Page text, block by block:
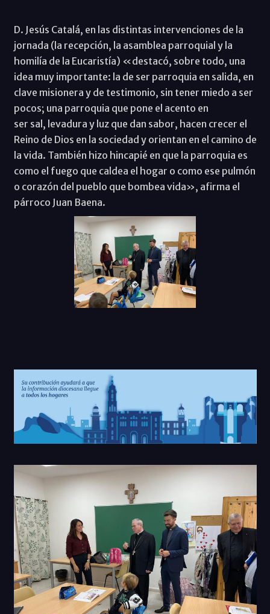
D. Jesús Catalá, en las distintas intervenciones de la
jornada (la recepción, la asamblea parroquial y la
homilía de la Eucaristía) «destacó, sobre todo, una
idea muy importante: la de ser parroquia en salida, en
clave misionera y de testimonio, sin tener miedo a ser
pocos; una parroquia que pone el acento en
ser sal, levadura y luz que dan sabor, hacen crecer el
Reino de Dios en la sociedad y orientan en el camino de
la vida. También hizo hincapié en que la parroquia es
como el fuego que caldea el hogar o como ese pulmón
o corazón del pueblo que bombea vida», afirma el
párroco Juan Baena.